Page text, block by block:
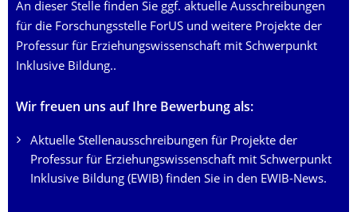
An dieser Stelle finden Sie ggf. aktuelle Ausschreibungen
für die Forschungsstelle ForUS und weitere Projekte der
Professur für Erziehungswissenschaft mit Schwerpunkt
Inklusive Bildung..
Wir freuen uns auf Ihre Bewerbung als:
Aktuelle Stellenausschreibungen für Projekte der
Professur für Erziehungswissenschaft mit Schwerpunkt
Inklusive Bildung (EWIB) finden Sie in den EWIB-News.